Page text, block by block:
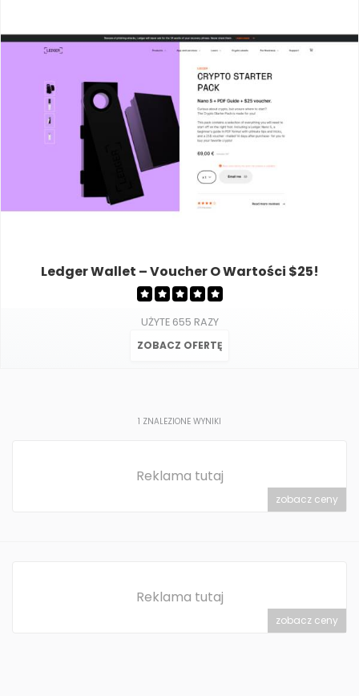
Ledger Wallet – Voucher O Wartości $25!
UŻYTE 655 RAZY
ZOBACZ OFERTĘ
1 ZNALEZIONE WYNIKI
Reklama tutaj
zobacz ceny
Reklama tutaj
zobacz ceny